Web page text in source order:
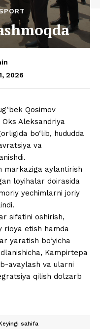
2026
Qosimov
Aleksandriya
bo‘lib, hududda
va
markaziga aylantirish
loyihalar doirasida
yechimlarni joriy
sifatini oshirish,
rioya etish hamda
yaratish bo‘yicha
Kampirtepa
avaylash va ularni
qilish dolzarb
sahifa